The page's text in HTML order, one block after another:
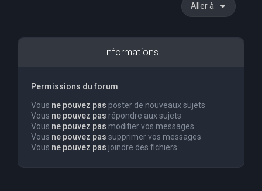
Aller à
Informations
Permissions du forum
Vous ne pouvez pas poster de nouveaux sujets
Vous ne pouvez pas répondre aux sujets
Vous ne pouvez pas modifier vos messages
Vous ne pouvez pas supprimer vos messages
Vous ne pouvez pas joindre des fichiers